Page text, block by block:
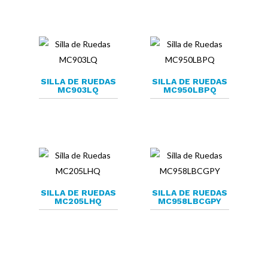
SILLA DE RUEDAS
MC903LQ
SILLA DE RUEDAS
MC950LBPQ
SILLA DE RUEDAS
MC205LHQ
SILLA DE RUEDAS
MC958LBCGPY